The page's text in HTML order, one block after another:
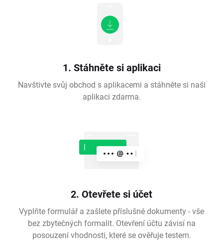
1. Stáhněte si aplikaci
Navštivte svůj obchod s aplikacemi a stáhněte si naši
aplikaci zdarma.
2. Otevřete si účet
Vyplňte formulář a zašlete příslušné dokumenty - vše
bez zbytečných formalit. Otevření účtu závisí na
posouzení vhodnosti, které se ověřuje testem.